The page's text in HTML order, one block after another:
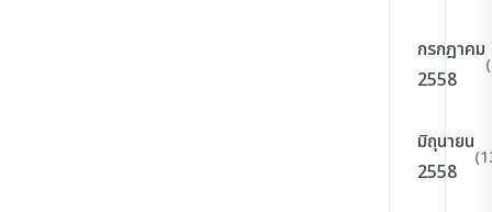
กรกฎาคม
2558
มิถุนายน
2558